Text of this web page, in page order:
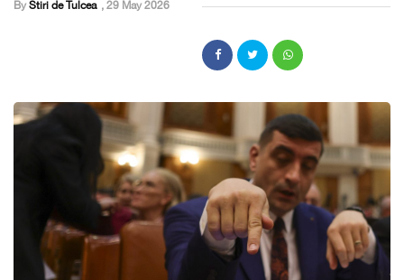
By Stiri de Tulcea , 29 May 2026